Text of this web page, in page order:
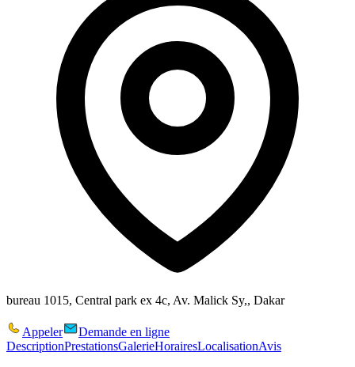
bureau 1015, Central park ex 4c, Av. Malick Sy,, Dakar
Appeler
Demande en ligne
DescriptionPrestationsGalerieHorairesLocalisationAvis